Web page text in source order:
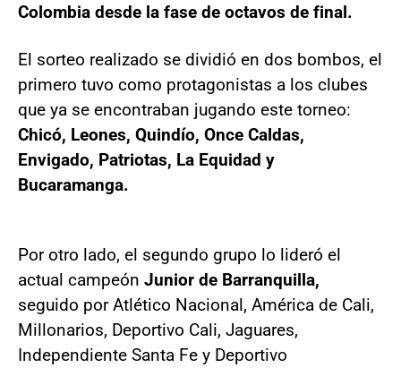
Colombia desde la fase de octavos de final.
El sorteo realizado se dividió en dos bombos, el
primero tuvo como protagonistas a los clubes
que ya se encontraban jugando este torneo:
Chicó, Leones, Quindío, Once Caldas,
Envigado, Patriotas, La Equidad y
Bucaramanga.
Por otro lado, el segundo grupo lo lideró el
actual campeón Junior de Barranquilla,
seguido por Atlético Nacional, América de Cali,
Millonarios, Deportivo Cali, Jaguares,
Independiente Santa Fe y Deportivo